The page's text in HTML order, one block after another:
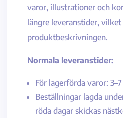
varor, illustrationer och
längre leveranstider,
produktbeskrivningen.
Normala leveranstider:
För lagerförda varor:
Beställningar lagda
röda dagar skickas